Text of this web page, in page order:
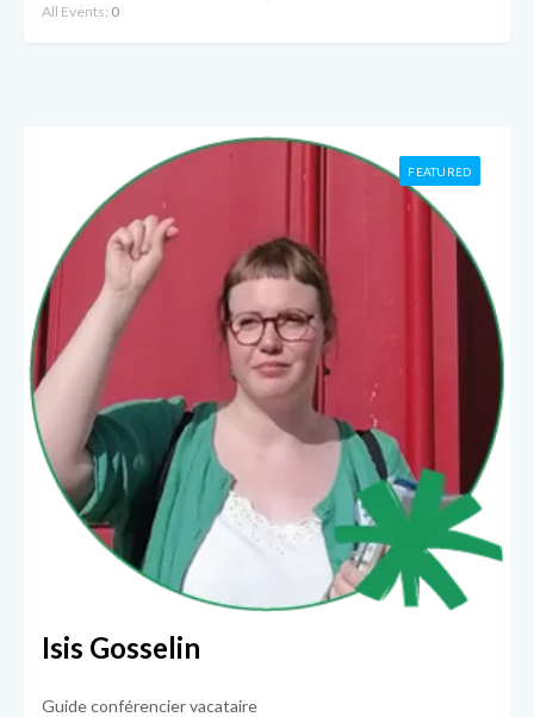
All Events: 0
FEATURED
Isis Gosselin
Guide conférencier vacataire